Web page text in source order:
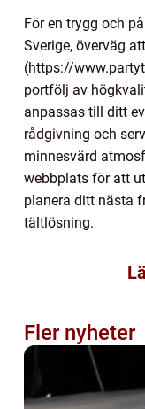
För en trygg och
Sverige, överväg
(https://
portfölj av
anpassas till ditt
rådgivning och
minnesvärd
webbplats för att
planera ditt nästa
tältlösning.
Fler nyheter